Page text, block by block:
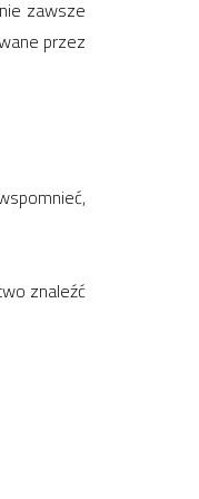
zawsze
przez
znaleźć